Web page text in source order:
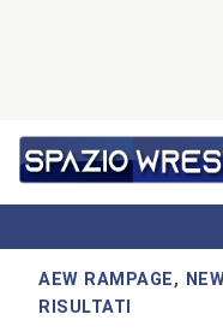
AEW RAMPAGE,
RISULTATI